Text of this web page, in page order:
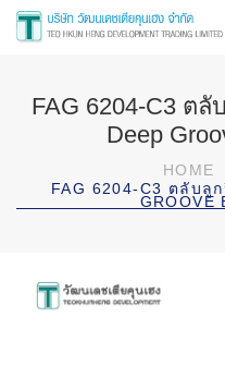
FAG 6204-C3 ต
Deep
HOME
FAG 6204-C3 ตลับลู
GROOVE